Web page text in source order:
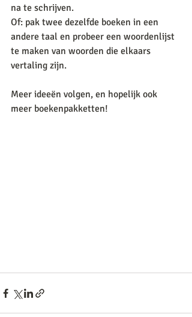
na te schrijven.
Of: pak twee dezelfde boeken in een
andere taal en probeer een woordenlijst
te maken van woorden die elkaars
vertaling zijn.
Meer ideeën volgen, en hopelijk ook
meer boekenpakketten!